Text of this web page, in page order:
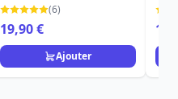
(6)
19,90 €
Ajouter